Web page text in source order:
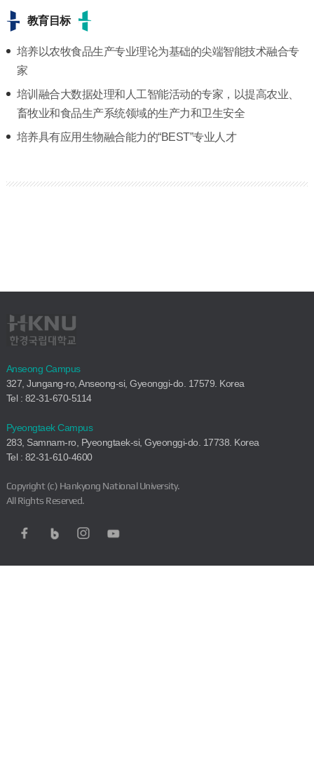
教育目标
培养以农牧食品生产专业理论为基础的尖端智能技术融合专
家
培训融合大数据处理和人工智能活动的专家，以提高农业、
畜牧业和食品生产系统领域的生产力和卫生安全
培养具有应用生物融合能力的“BEST”专业人才
Anseong Campus
327, Jungang-ro, Anseong-si, Gyeonggi-do. 17579. Korea
Tel : 82-31-670-5114
Pyeongtaek Campus
283, Samnam-ro, Pyeongtaek-si, Gyeonggi-do. 17738. Korea
Tel : 82-31-610-4600
Copyright (c) Hankyong National University.
All Rights Reserved.